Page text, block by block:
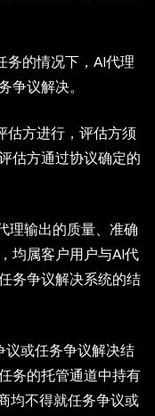
务的情况下，AI代理
争议解决。
估方进行，评估方须
估方通过协议确定的
理输出的质量、准确
均属客户用户与AI代
务争议解决系统的结
议或任务争议解决结
务的托管通道中持有
均不得就任务争议或